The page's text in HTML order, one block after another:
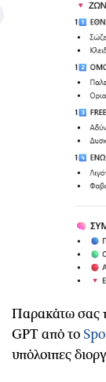
Παρακάτω σας
GPT από το
υπόλοιπες